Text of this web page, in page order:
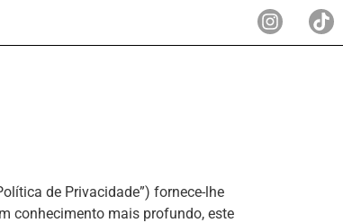
de Privacidade”) fornece-lhe
conhecimento mais profundo, este